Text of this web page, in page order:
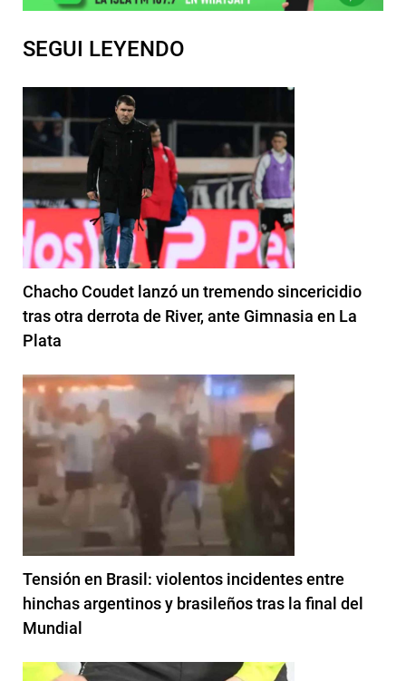
SEGUI LEYENDO
Chacho Coudet lanzó un tremendo sincericidio
tras otra derrota de River, ante Gimnasia en La
Plata
Tensión en Brasil: violentos incidentes entre
hinchas argentinos y brasileños tras la final del
Mundial